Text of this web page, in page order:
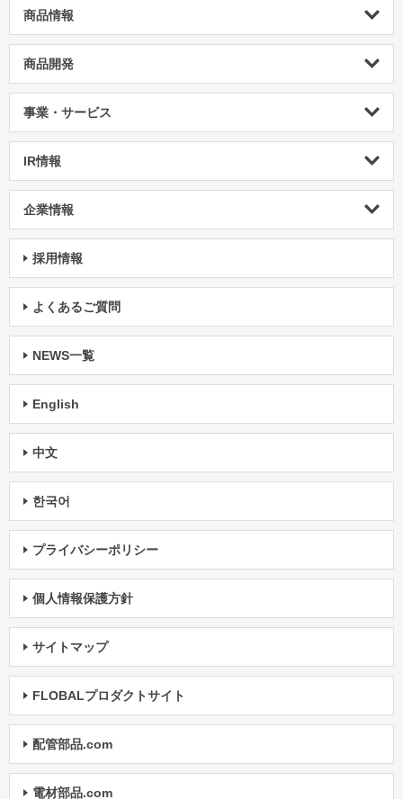
商品情報
商品開発
事業・サービス
IR情報
企業情報
採用情報
よくあるご質問
NEWS一覧
English
中文
한국어
プライバシーポリシー
個人情報保護方針
サイトマップ
FLOBALプロダクトサイト
配管部品.com
電材部品.com